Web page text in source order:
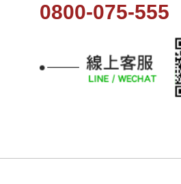
0800-075-555